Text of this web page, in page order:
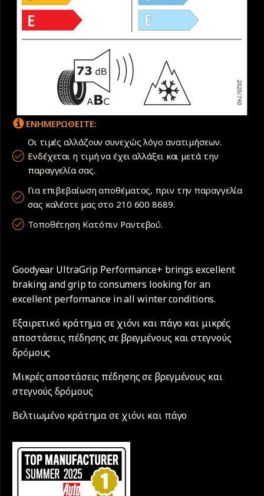
ΕΝΗΜΕΡΩΘΕΙΤΕ:
Οι τιμές αλλάζουν συνεχώς λόγο ανατιμήσεων.
Ενδέχεται η τιμή να έχει αλλάξει και μετά την
παραγγελία σας.
Για επιβεβαίωση αποθέματος, πριν την παραγγελία
σας καλέστε μας στο 210 600 8689.
Τοποθέτηση Κατόπιν Ραντεβού.
Goodyear UltraGrip Performance+ brings excellent
braking and grip to consumers looking for an
excellent performance in all winter conditions.
Εξαιρετικό κράτημα σε χιόνι και πάγο και μικρές
αποστάσεις πέδησης σε βρεγμένους και στεγνούς
δρόμους
Μικρές αποστάσεις πέδησης σε βρεγμένους και
στεγνούς δρόμους
Βελτιωμένο κράτημα σε χιόνι και πάγο